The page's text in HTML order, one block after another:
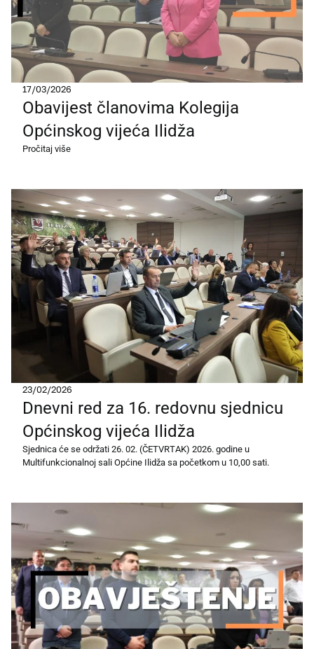
17/03/2026
Obavijest članovima Kolegija
Općinskog vijeća Ilidža
Pročitaj više
23/02/2026
Dnevni red za 16. redovnu sjednicu
Općinskog vijeća Ilidža
Sjednica će se održati 26. 02. (ČETVRTAK) 2026. godine u
Multifunkcionalnoj sali Općine Ilidža sa početkom u 10,00 sati.